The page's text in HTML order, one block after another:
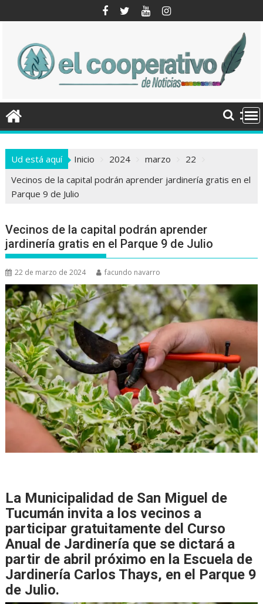
al
Ud está aquí Inicio 2024 marzo
22
Vecinos de la capital podrán aprender jardinería gratis en el
Parque 9 de Julio
Vecinos de la capital podrán aprender
jardinería gratis en el Parque 9 de Julio
22 de marzo de 2024 facundo navarro
La Municipalidad de San Miguel de
Tucumán invita a los vecinos a
participar gratuitamente del Curso
Anual de Jardinería que se dictará a
partir de abril próximo en la Escuela de
Jardinería Carlos Thays, en el Parque 9
de Julio.